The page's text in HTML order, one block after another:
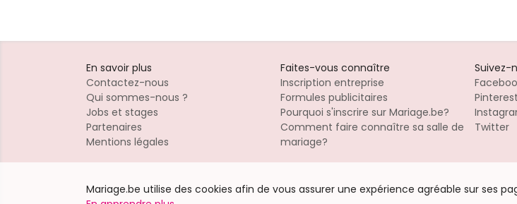
En savoir plus
Contactez-nous
Qui sommes-nous ?
Jobs et stages
Partenaires
Mentions légales
Faites-vous connaître
Inscription entreprise
Formules publicitaires
Pourquoi s'inscrire sur Mariage.be?
Comment faire connaître sa salle de
mariage?
Suivez-
Pinterest
Twitter
Mariage.be utilise des cookies afin de vous assurer une expérience agréable sur ses